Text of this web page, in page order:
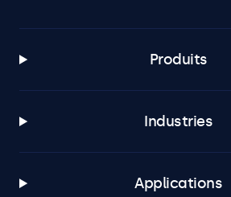
Produits
Industries
Applications